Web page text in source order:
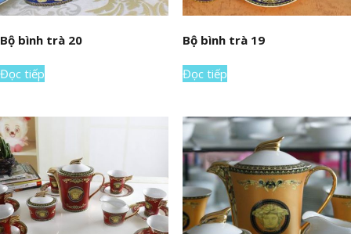
Bộ bình trà 20
Đọc tiếp
Bộ bình trà 19
Đọc tiếp